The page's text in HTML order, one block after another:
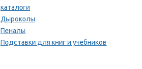
каталоги
Дыроколы
Пеналы
Подставки для книг и учебников